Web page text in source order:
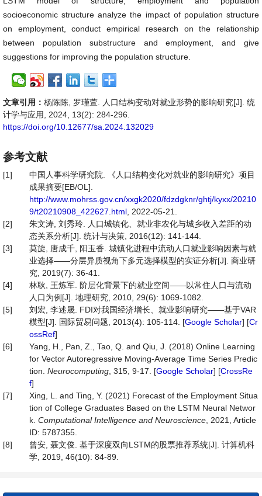
socioeconomic structure analyze the impact of population structure
on employment, conduct empirical research on the relationship
between population substructure and employment, and give
suggestions for improving the population structure.
文章引用： 杨陈陈, 罗瑾萱. 人口结构变动对就业形势的影响研究[J]. 统
计学与应用, 2024, 13(2): 284-296.
https://doi.org/10.12677/sa.2024.132029
参考文献
[1]
中国人事科学研究院. 《人口结构变化对就业的影响研究》项目
成果摘要[EB/OL].
http://www.mohrss.gov.cn/xxgk2020/fdzdgknr/ghtj/kyxx/20210
9/t20210908_422627.html , 2022-05-21.
[2]
朱文涛, 刘秀玲. 人口城镇化、就业非农化与城乡收入差距的动
态关系分析[J]. 统计与决策, 2016(12): 141-144.
[3]
莫旋, 唐成千, 阳玉香. 城镇化进程中流动人口就业影响因素与就
业选择——分层异质视角下多元选择模型的实证分析[J]. 商业研
究, 2019(7): 36-41.
[4]
林耿, 王炼军. 阶层化背景下的就业空间——以常住人口与流动
人口为例[J]. 地理研究, 2010, 29(6): 1069-1082.
[5]
刘宏, 李述晟. FDI对我国经济增长、就业影响研究——基于VAR
模型[J]. 国际贸易问题, 2013(4): 105-114. [Google Scholar] [Cr
ossRef]
[6]
Yang, H., Pan, Z., Tao, Q. and Qiu, J. (2018) Online Learning
for Vector Autoregressive Moving-Average Time Series Predic
tion. Neurocomputing , 315, 9-17. [Google Scholar] [CrossRe
f]
[7]
Xing, L. and Ting, Y. (2021) Forecast of the Employment Situa
tion of College Graduates Based on the LSTM Neural Networ
k. ComputationalIntelligence and Neuroscience , 2021, Article
ID: 5787355.
[8]
曾安, 聂文俊. 基于深度双向LSTM的股票推荐系统[J]. 计算机科
学, 2019, 46(10): 84-89.